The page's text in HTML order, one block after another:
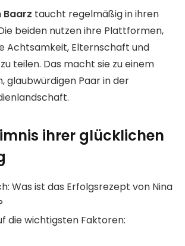
Baarz taucht regelmäßig in ihren
beiden nutzen ihre Plattformen,
Achtsamkeit, Elternschaft und
teilen. Das macht sie zu einem
glaubwürdigen Paar in der
ihrer glücklichen
Was ist das Erfolgsrezept von Nina
die wichtigsten Faktoren: